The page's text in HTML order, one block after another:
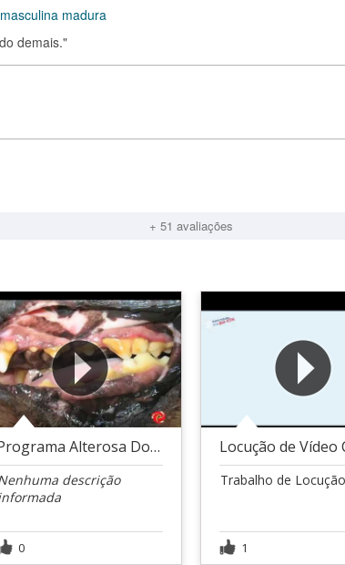
madura
demais."
+ 51 avaliações
Programa Alterosa Doutor-SBT
descrição
0
Trabalho de Locução
1